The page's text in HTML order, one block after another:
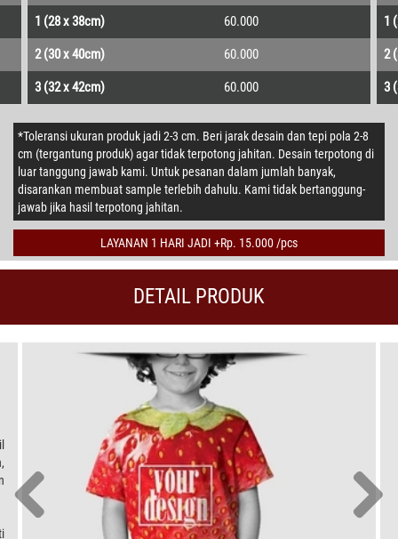
1 (28 x 38cm) 60.000
2 (30 x 40cm) 60.000
3 (32 x 42cm) 60.000
1
2
3
*Toleransi ukuran produk jadi 2-3 cm. Beri jarak desain dan tepi pola 2-8
cm (tergantung produk) agar tidak terpotong jahitan. Desain terpotong di
luar tanggung jawab kami. Untuk pesanan dalam jumlah banyak,
disarankan membuat sample terlebih dahulu. Kami tidak bertanggung-
jawab jika hasil terpotong jahitan.
LAYANAN 1 HARI JADI +Rp. 15.000 /pcs
DETAIL PRODUK